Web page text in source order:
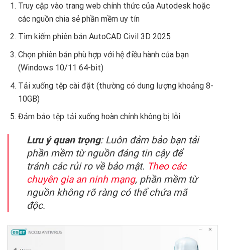
Truy cập vào trang web chính thức của Autodesk hoặc
các nguồn chia sẻ phần mềm uy tín
Tìm kiếm phiên bản AutoCAD Civil 3D 2025
Chọn phiên bản phù hợp với hệ điều hành của bạn
(Windows 10/11 64-bit)
Tải xuống tệp cài đặt (thường có dung lượng khoảng 8-
10GB)
Đảm bảo tệp tải xuống hoàn chỉnh không bị lỗi
Lưu ý quan trọng: Luôn đảm bảo bạn tải
phần mềm từ nguồn đáng tin cậy để
tránh các rủi ro về bảo mật. Theo các
chuyên gia an ninh mạng, phần mềm từ
nguồn không rõ ràng có thể chứa mã
độc.